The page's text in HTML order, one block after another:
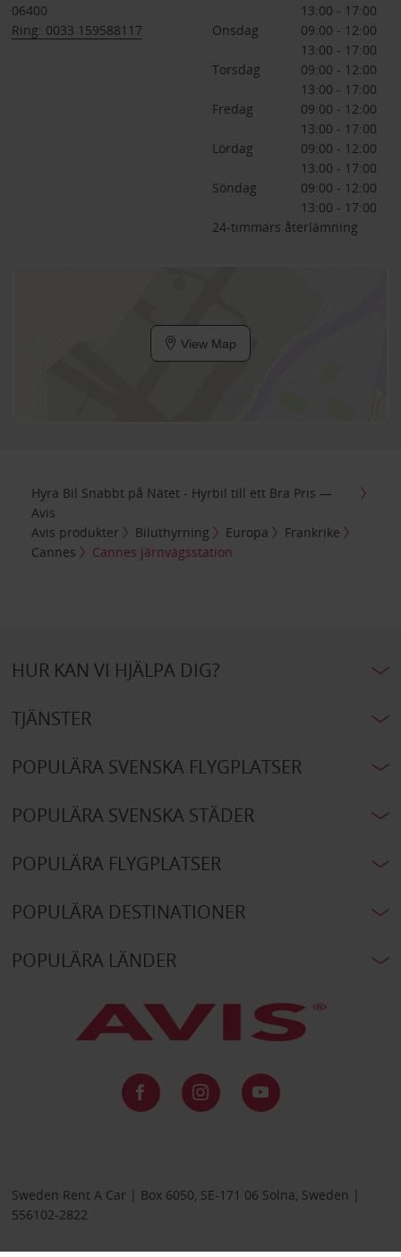
06400
Ring: 0033 159588117
13:00 - 17:00
Onsdag
09:00 - 12:00
13:00 - 17:00
Torsdag
09:00 - 12:00
13:00 - 17:00
Fredag
09:00 - 12:00
13:00 - 17:00
Lördag
09:00 - 12:00
13:00 - 17:00
Söndag
09:00 - 12:00
13:00 - 17:00
24-timmars återlämning
View Map
Hyra Bil Snabbt på Nätet - Hyrbil till ett Bra Pris —
Avis
Avis produkter
Biluthyrning Europa
Frankrike
Cannes
Cannes järnvägsstation
HUR KAN VI HJÄLPA DIG?
TJÄNSTER
POPULÄRA SVENSKA FLYGPLATSER
POPULÄRA SVENSKA STÄDER
POPULÄRA FLYGPLATSER
POPULÄRA DESTINATIONER
POPULÄRA LÄNDER
Sweden Rent A Car | Box 6050, SE-171 06 Solna, Sweden |
556102-2822